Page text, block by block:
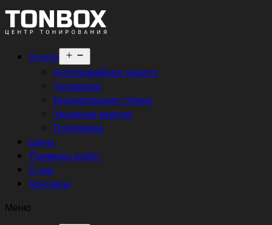
Услуги
меню
Антигравийная защита
Тонировка
Бронирование стёкол
Удаление вмятин
Полировка
Цены
Примеры работ
О нас
Контакты
Меню